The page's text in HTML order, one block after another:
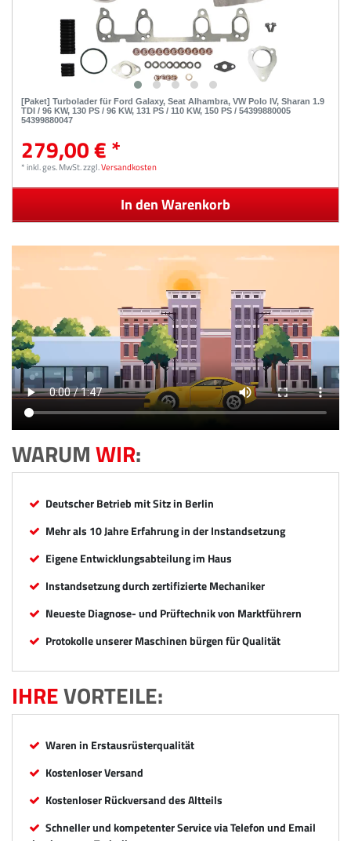
[Paket] Turbolader für Ford Galaxy, Seat Alhambra, VW Polo IV, Sharan 1.9
TDI / 96 KW, 130 PS / 96 KW, 131 PS / 110 KW, 150 PS / 54399880005
54399880047
279,00 € *
*inkl. ges. MwSt.zzgl.Versandkosten
In den Warenkorb
WARUMWIR:
Deutscher Betrieb mit Sitz in Berlin
Mehr als 10 Jahre Erfahrung in der Instandsetzung
Eigene Entwicklungsabteilung im Haus
Instandsetzung durch zertifizierte Mechaniker
Neueste Diagnose- und Prüftechnik von Marktführern
Protokolle unserer Maschinen bürgen für Qualität
IHREVORTEILE:
Waren in Erstausrüsterqualität
Kostenloser Versand
Kostenloser Rückversand des Altteils
Schneller und kompetenter Service via Telefon und Email